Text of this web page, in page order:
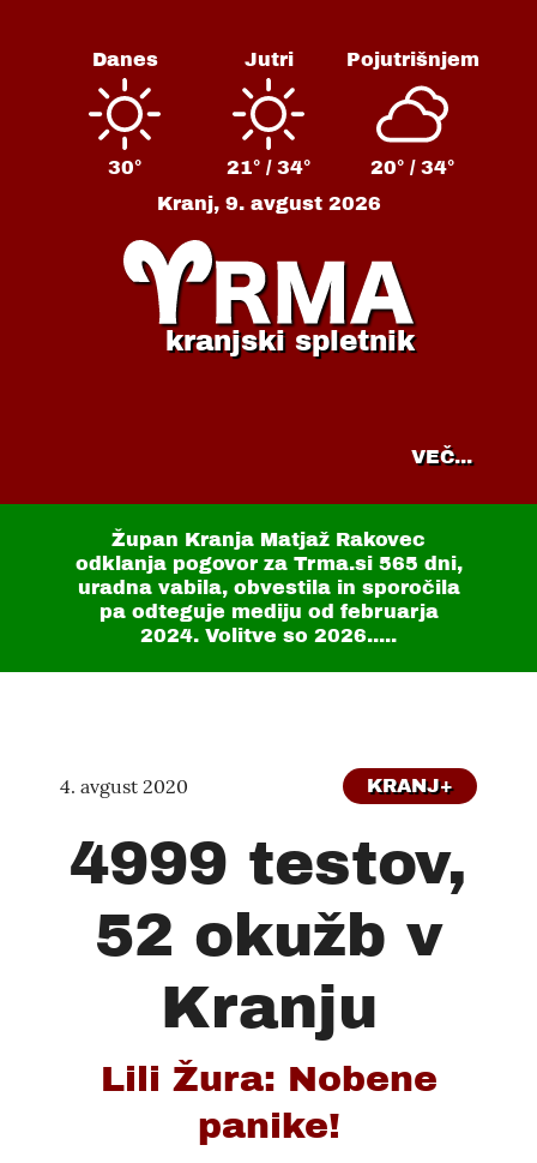
Danes
30°
Jutri
21° / 34°
Pojutrišnjem
20° / 34°
Kranj, 9. avgust 2026
kranjski spletnik
VEČ...
Župan Kranja Matjaž Rakovec
odklanja pogovor za Trma.si 565 dni,
uradna vabila, obvestila in sporočila
pa odteguje mediju od februarja
2024. Volitve so 2026.....
4. avgust 2020 KRANJ+
4999 testov,
52 okužb v
Kranju
Lili Žura: Nobene
panike!